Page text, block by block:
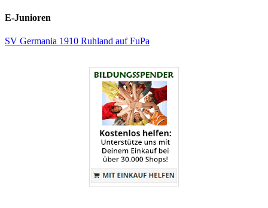
E-Junioren
SV Germania 1910 Ruhland auf FuPa